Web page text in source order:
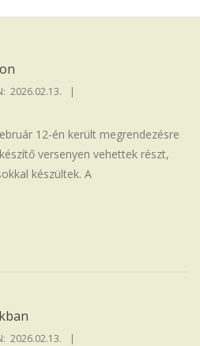
2026.02.13.
12-én került megrendezésre
versenyen vehettek részt,
készültek. A
2026.02.13.